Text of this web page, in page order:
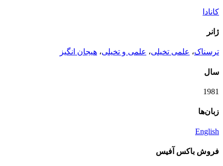
کانادا
ژانر
ترسناک، علمی تخیلی، علمی و تخیلی، هیجان انگیز
سال
1981
زبان‌ها
English
فروش باکس آفیس